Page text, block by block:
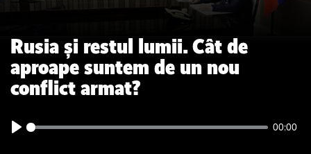
Rusia și restul lumii. Cât de
aproape suntem de un nou
conflict armat?
00:00